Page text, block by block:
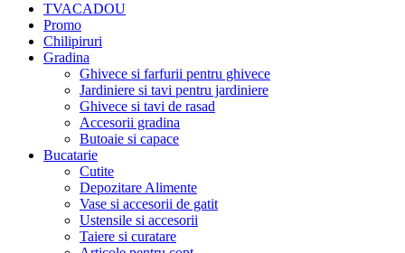
TVACADOU
Promo
Chilipiruri
Gradina
Ghivece si farfurii pentru ghivece
Jardiniere si tavi pentru jardiniere
Ghivece si tavi de rasad
Accesorii gradina
Butoaie si capace
Bucatarie
Cutite
Depozitare Alimente
Vase si accesorii de gatit
Ustensile si accesorii
Taiere si curatare